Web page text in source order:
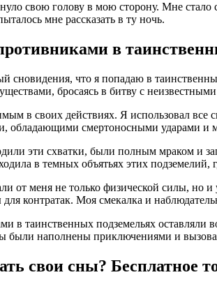
свою голову в мою сторону. Мне
мне рассказать в ту ночь.
в
сновидения, что я попадаю в
бросаясь в битву с
в своих действиях. Я использовал
обладающими смертоносными ударами и
эти схватки, были полным мраком и
в темных объятьях этих
от меня не только физической силы, но
контратак. Моя смекалка и
в таинственных подземельях
наполнены приключениями и
свои сны? Бесплатное